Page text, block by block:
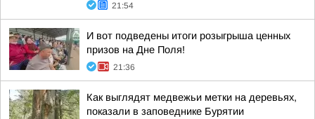
21:54
И вот подведены итоги розыгрыша ценных
призов на Дне Поля!
21:36
Как выглядят медвежьи метки на деревьях,
показали в заповеднике Бурятии